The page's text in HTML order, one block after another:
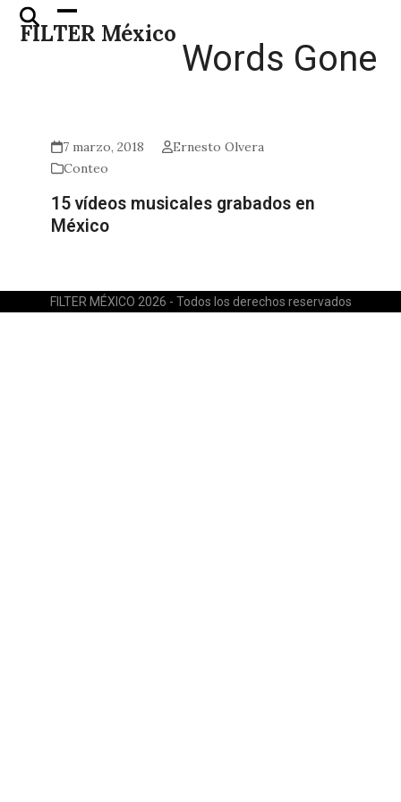
Skip
FILTER México
Open
mobile
Close
mobile
Words Gone
7 marzo, 2018
Ernesto Olvera
Conteo
15 vídeos musicales grabados en
México
FILTER MÉXICO 2026 - Todos los derechos reservados